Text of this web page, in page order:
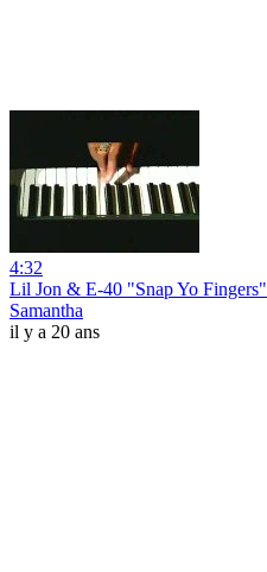
4:32
Lil Jon & E-40 "Snap Yo Fingers"
Samantha
il y a 20 ans